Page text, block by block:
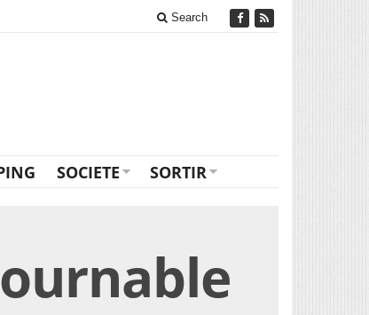
Search
SOCIETE SORTIR